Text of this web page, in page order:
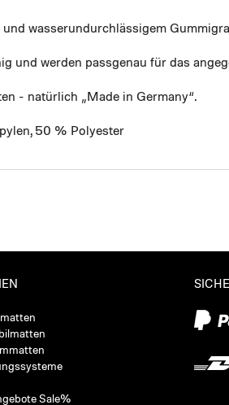
wasserundurchlässigem
und werden passgenau für das
- natürlich „Made in Germany“.
50 % Polyester
Sale%